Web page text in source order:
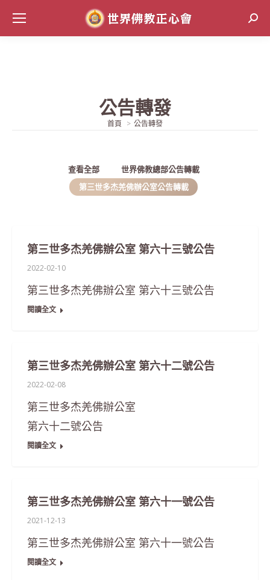
公告轉發
當前位置:
首頁 公告轉發
查看全部
世界佛教總部公告轉載
第三世多杰羌佛辦公室公告轉載
第三世多杰羌佛辦公室 第六十三號公告
2022-02-10
第三世多杰羌佛辦公室 第六十三號公告
閱讀全文
第三世多杰羌佛辦公室 第六十二號公告
2022-02-08
第三世多杰羌佛辦公室
第六十二號公告
閱讀全文
第三世多杰羌佛辦公室 第六十一號公告
2021-12-13
第三世多杰羌佛辦公室 第六十一號公告
閱讀全文